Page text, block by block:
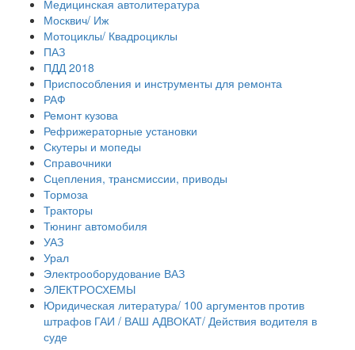
Медицинская автолитература
Москвич/ Иж
Мотоциклы/ Квадроциклы
ПАЗ
ПДД 2018
Приспособления и инструменты для ремонта
РАФ
Ремонт кузова
Рефрижераторные установки
Скутеры и мопеды
Справочники
Сцепления, трансмиссии, приводы
Тормоза
Тракторы
Тюнинг автомобиля
УАЗ
Урал
Электрооборудование ВАЗ
ЭЛЕКТРОСХЕМЫ
Юридическая литература/ 100 аргументов против
штрафов ГАИ / ВАШ АДВОКАТ/ Действия водителя в
суде